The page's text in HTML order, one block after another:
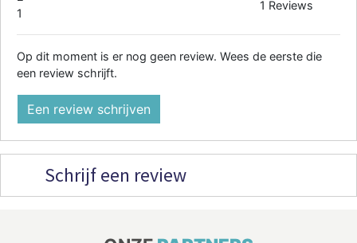
1
1 Reviews
Op dit moment is er nog geen review. Wees de eerste die
een review schrijft.
Een review schrijven
Schrijf een review